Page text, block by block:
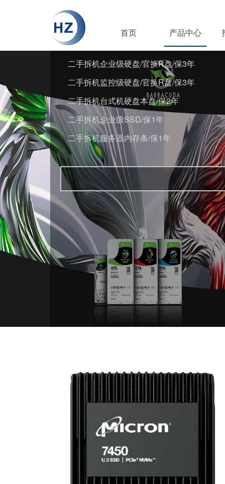
首页 产品中心
二手拆机企业级硬盘/官换R盘/保3年
二手拆机监控级硬盘/官换R盘/保3年
二手拆机台式机硬盘本盘/保2年
二手拆机企业级SSD/保1年
二手拆机服务器内存条/保1年